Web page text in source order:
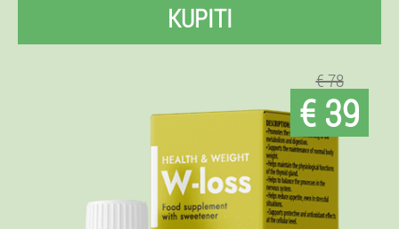
KUPITI
€ 78
€ 39